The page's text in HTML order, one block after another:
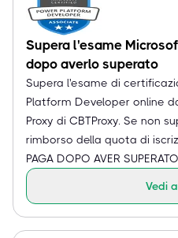
Supera l'esame
dopo averlo superato
Supera l'esame di
Platform Developer online
Proxy di CBTProxy. Se non
rimborso della quota di
PAGA DOPO AVER
Vedi